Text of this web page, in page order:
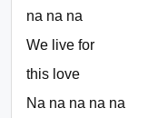
na na na
We live for
this love
Na na na na na